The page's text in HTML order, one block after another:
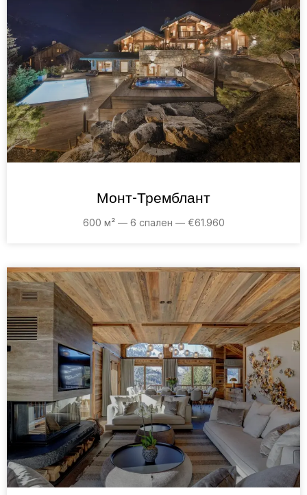
Монт-Тремблант
600 м² — 6 спален — €61.960